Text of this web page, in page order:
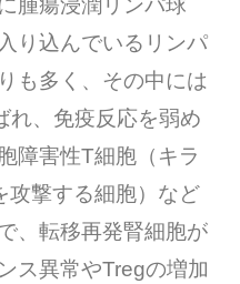
腫瘍浸潤リンパ球
り込んでいるリンパ
も多く、その中には
れ、免疫反応を弱め
障害性T細胞（キラ
攻撃する細胞）など
、転移再発腎細胞が
ス異常やTregの増加